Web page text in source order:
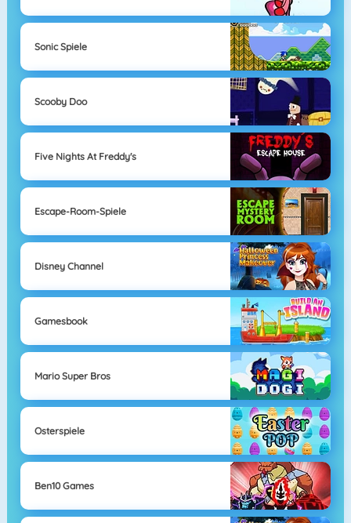
Sonic Spiele
Scooby Doo
Five Nights At Freddy's
Escape-Room-Spiele
Disney Channel
Gamesbook
Mario Super Bros
Osterspiele
Ben10 Games